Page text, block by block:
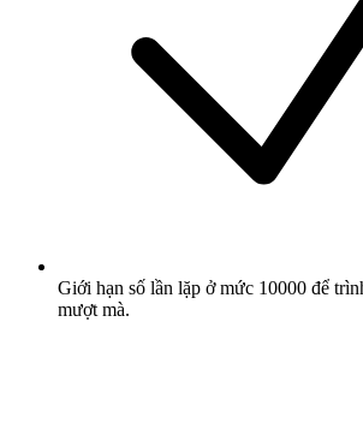
Giới hạn số lần lặp ở mức 10000 để
mượt mà.